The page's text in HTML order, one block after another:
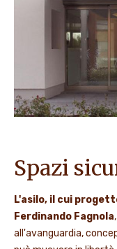
Spazi
L'asilo, il cui
Ferdinando Fagnola
all'avanguardia,